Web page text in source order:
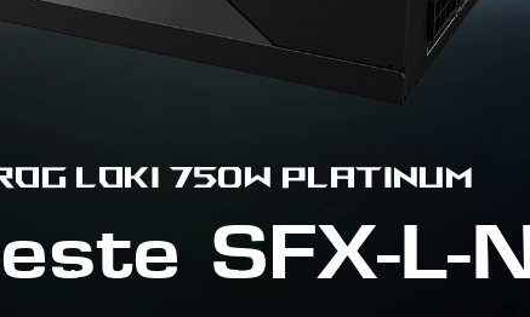
Loki 750W Platinum
SFX-L-